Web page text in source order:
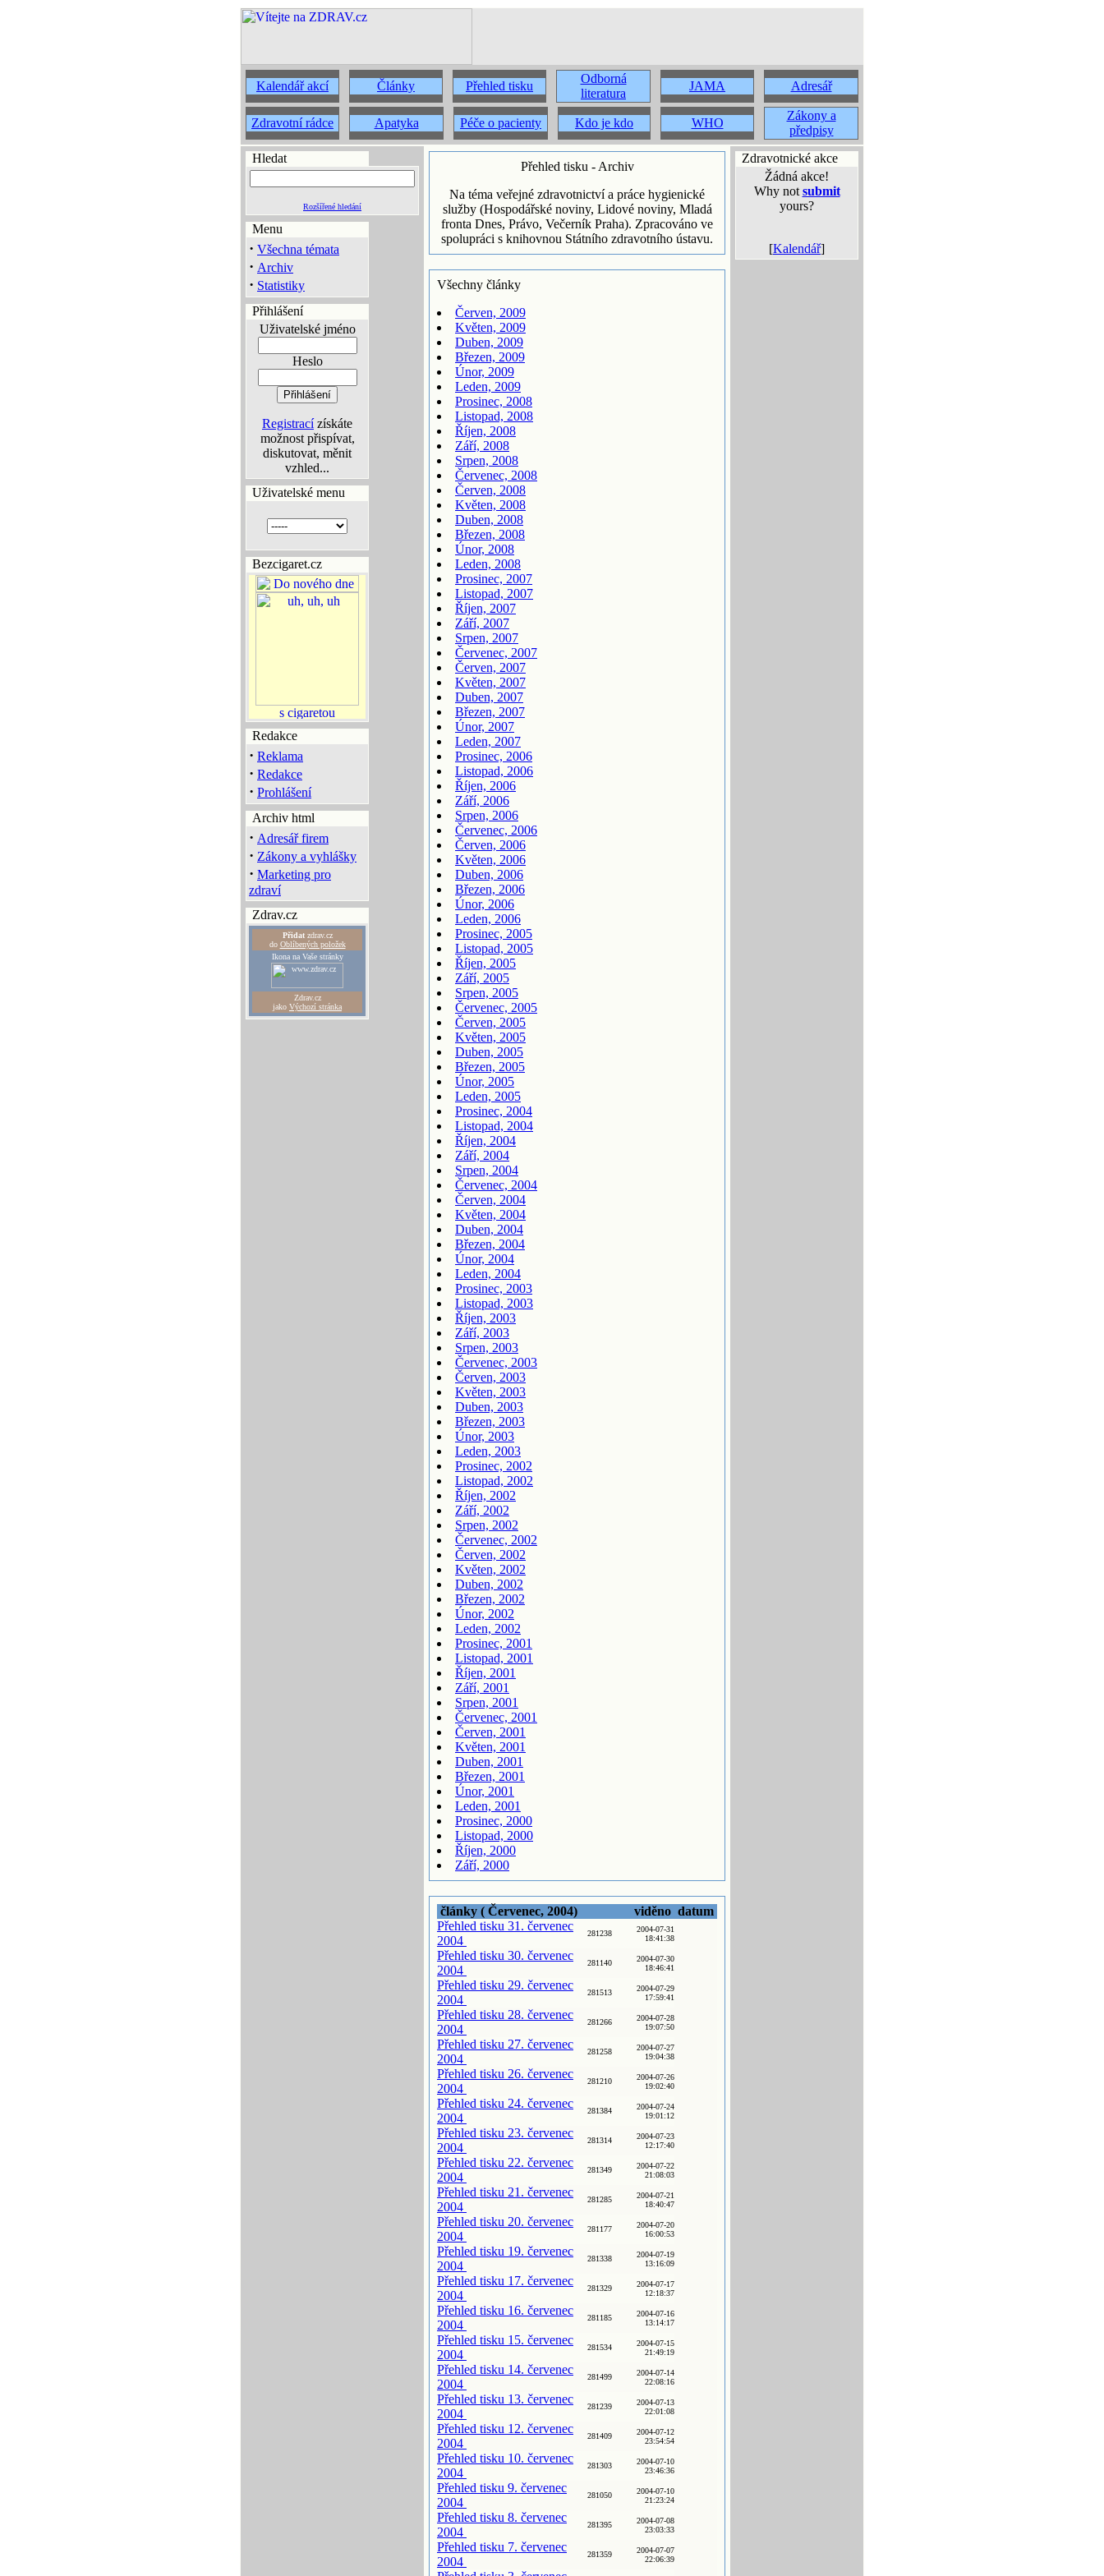
Kalendář akcí Články Přehled tisku
Odborná
literatura
JAMA Adresář
Zdravotní rádce Apatyka Péče o pacienty Kdo je kdo WHO
Zákony a
předpisy
Hledat
Rozšířené hledání
Menu
· Všechna témata
· Archiv
· Statistiky
Přihlášení
Uživatelské jméno
Heslo
Registracízískáte
možnost přispívat,
diskutovat, měnit
vzhled...
Uživatelské menu
Bezcigaret.cz
Redakce
· Reklama
· Redakce
· Prohlášení
Archiv html
· Adresář firem
· Zákony a vyhlášky
· Marketing pro
zdraví
Zdrav.cz
Přidatzdrav.cz
do Oblíbených položek
Ikona na Vaše stránky
Zdrav.cz
jako Výchozí stránka
Přehled tisku - Archiv
Na téma veřejné zdravotnictví a práce hygienické
služby (Hospodářské noviny, Lidové noviny, Mladá
fronta Dnes, Právo, Večerník Praha). Zpracováno ve
spolupráci s knihovnou Státního zdravotního ústavu.
Všechny články
Červen, 2009
Květen, 2009
Duben, 2009
Březen, 2009
Únor, 2009
Leden, 2009
Prosinec, 2008
Listopad, 2008
Říjen, 2008
Září, 2008
Srpen, 2008
Červenec, 2008
Červen, 2008
Květen, 2008
Duben, 2008
Březen, 2008
Únor, 2008
Leden, 2008
Prosinec, 2007
Listopad, 2007
Říjen, 2007
Září, 2007
Srpen, 2007
Červenec, 2007
Červen, 2007
Květen, 2007
Duben, 2007
Březen, 2007
Únor, 2007
Leden, 2007
Prosinec, 2006
Listopad, 2006
Říjen, 2006
Září, 2006
Srpen, 2006
Červenec, 2006
Červen, 2006
Květen, 2006
Duben, 2006
Březen, 2006
Únor, 2006
Leden, 2006
Prosinec, 2005
Listopad, 2005
Říjen, 2005
Září, 2005
Srpen, 2005
Červenec, 2005
Červen, 2005
Květen, 2005
Duben, 2005
Březen, 2005
Únor, 2005
Leden, 2005
Prosinec, 2004
Listopad, 2004
Říjen, 2004
Září, 2004
Srpen, 2004
Červenec, 2004
Červen, 2004
Květen, 2004
Duben, 2004
Březen, 2004
Únor, 2004
Leden, 2004
Prosinec, 2003
Listopad, 2003
Říjen, 2003
Září, 2003
Srpen, 2003
Červenec, 2003
Červen, 2003
Květen, 2003
Duben, 2003
Březen, 2003
Únor, 2003
Leden, 2003
Prosinec, 2002
Listopad, 2002
Říjen, 2002
Září, 2002
Srpen, 2002
Červenec, 2002
Červen, 2002
Květen, 2002
Duben, 2002
Březen, 2002
Únor, 2002
Leden, 2002
Prosinec, 2001
Listopad, 2001
Říjen, 2001
Září, 2001
Srpen, 2001
Červenec, 2001
Červen, 2001
Květen, 2001
Duben, 2001
Březen, 2001
Únor, 2001
Leden, 2001
Prosinec, 2000
Listopad, 2000
Říjen, 2000
Září, 2000
články ( Červenec, 2004) viděno datum
Přehled tisku 31. červenec
2004
281238
2004-07-31
18:41:38
Přehled tisku 30. červenec
2004
281140
2004-07-30
18:46:41
Přehled tisku 29. červenec
2004
281513
2004-07-29
17:59:41
Přehled tisku 28. červenec
2004
281266
2004-07-28
19:07:50
Přehled tisku 27. červenec
2004
281258
2004-07-27
19:04:38
Přehled tisku 26. červenec
2004
281210
2004-07-26
19:02:40
Přehled tisku 24. červenec
2004
281384
2004-07-24
19:01:12
Přehled tisku 23. červenec
2004
281314
2004-07-23
12:17:40
Přehled tisku 22. červenec
2004
281349
2004-07-22
21:08:03
Přehled tisku 21. červenec
2004
281285
2004-07-21
18:40:47
Přehled tisku 20. červenec
2004
281177
2004-07-20
16:00:53
Přehled tisku 19. červenec
2004
281338
2004-07-19
13:16:09
Přehled tisku 17. červenec
2004
281329
2004-07-17
12:18:37
Přehled tisku 16. červenec
2004
281185
2004-07-16
13:14:17
Přehled tisku 15. červenec
2004
281534
2004-07-15
21:49:19
Přehled tisku 14. červenec
2004
281499
2004-07-14
22:08:16
Přehled tisku 13. červenec
2004
281239
2004-07-13
22:01:08
Přehled tisku 12. červenec
2004
281409
2004-07-12
23:54:54
Přehled tisku 10. červenec
2004
281303
2004-07-10
23:46:36
Přehled tisku 9. červenec
2004
281050
2004-07-10
21:23:24
Přehled tisku 8. červenec
2004
281395
2004-07-08
23:03:33
Přehled tisku 7. červenec
2004
281359
2004-07-07
22:06:39
Zdravotnické akce
Žádná akce!
Why not submit
yours?
[Kalendář]